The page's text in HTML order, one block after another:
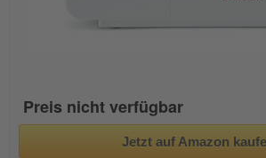
Preis nicht verfügbar
Jetzt auf Amazon